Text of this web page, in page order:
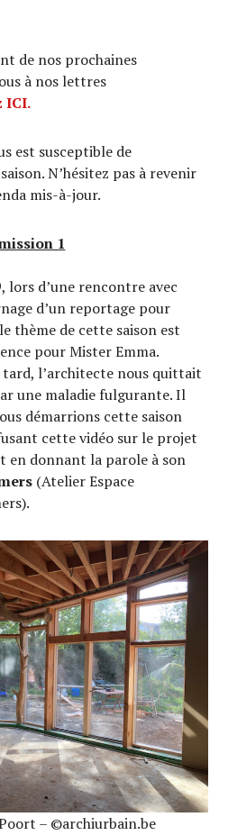
de nos prochaines
à nos lettres
ICI.
est susceptible de
N’hésitez pas à revenir
mis-à-jour.
1
lors d’une rencontre avec
d’un reportage pour
thème de cette saison est
pour Mister Emma.
tard, l’architecte nous quittait
une maladie fulgurante. Il
démarrions cette saison
cette vidéo sur le projet
en donnant la parole à son
(Atelier Espace
– ©archiurbain.be